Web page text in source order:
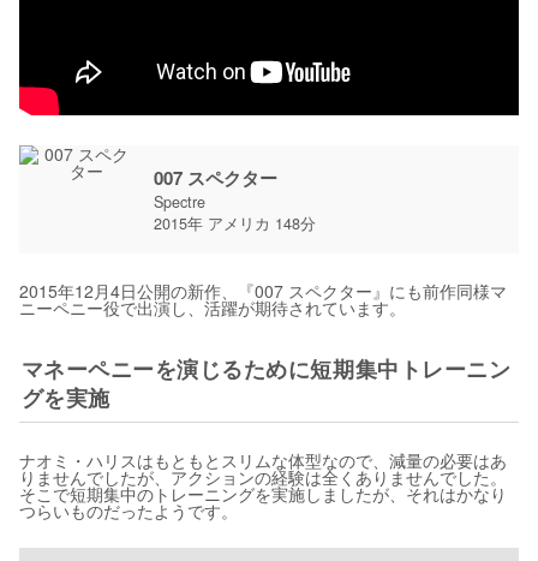
007 スペクター
Spectre
2015年 アメリカ 148分
2015年12月4日公開の新作、『007 スペクター』にも前作同様マ
ニーペニー役で出演し、活躍が期待されています。
マネーペニーを演じるために短期集中トレーニン
グを実施
ナオミ・ハリスはもともとスリムな体型なので、減量の必要はあ
りませんでしたが、アクションの経験は全くありませんでした。
そこで短期集中のトレーニングを実施しましたが、それはかなり
つらいものだったようです。